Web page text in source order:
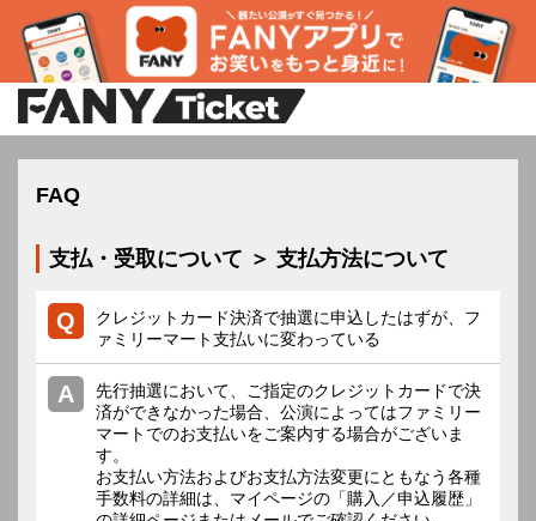
FAQ
支払・受取について ＞ 支払方法について
クレジットカード決済で抽選に申込したはずが、フ
ァミリーマート支払いに変わっている
先行抽選において、ご指定のクレジットカードで決
済ができなかった場合、公演によってはファミリー
マートでのお支払いをご案内する場合がございま
す。
お支払い方法およびお支払方法変更にともなう各種
手数料の詳細は、マイページの「購入／申込履歴」